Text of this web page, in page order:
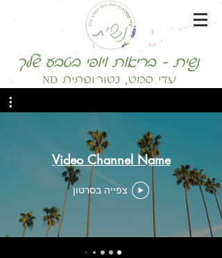
נשית - בריאות ויופי בטבע שלך
עדי סמט, נטורופתית ND
Video Channel Name
צפייה בסרטון